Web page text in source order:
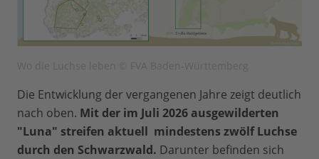
Die Entwicklung der vergangenen Jahre zeigt deutlich
nach oben. Mit der im Juli 2026 ausgewilderten
"Luna" streifen aktuell mindestens zwölf Luchse
durch den Schwarzwald. Darunter befinden sich